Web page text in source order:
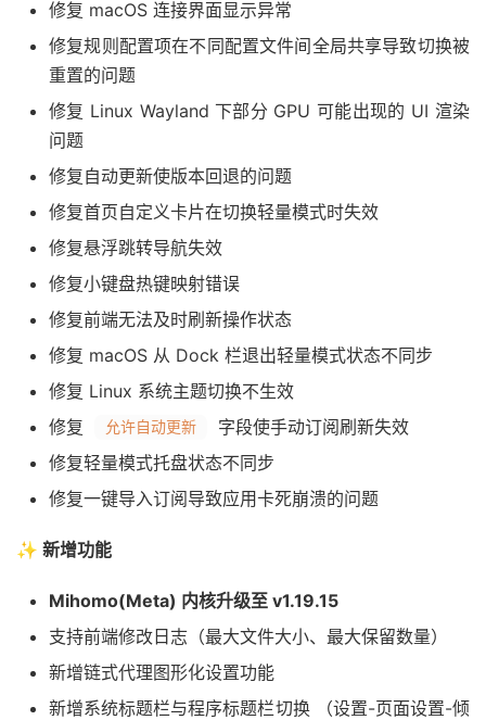
修复 macOS 连接界面显示异常
修复规则配置项在不同配置文件间全局共享导致切换被
重置的问题
修复 Linux Wayland 下部分 GPU 可能出现的 UI 渲染
问题
修复自动更新使版本回退的问题
修复首页自定义卡片在切换轻量模式时失效
修复悬浮跳转导航失效
修复小键盘热键映射错误
修复前端无法及时刷新操作状态
修复 macOS 从 Dock 栏退出轻量模式状态不同步
修复 Linux 系统主题切换不生效
修复
允许自动更新
字段使手动订阅刷新失效
修复轻量模式托盘状态不同步
修复一键导入订阅导致应用卡死崩溃的问题
✨ 新增功能
Mihomo(Meta) 内核升级至 v1.19.15
支持前端修改日志（最大文件大小、最大保留数量）
新增链式代理图形化设置功能
新增系统标题栏与程序标题栏切换 （设置-页面设置-倾